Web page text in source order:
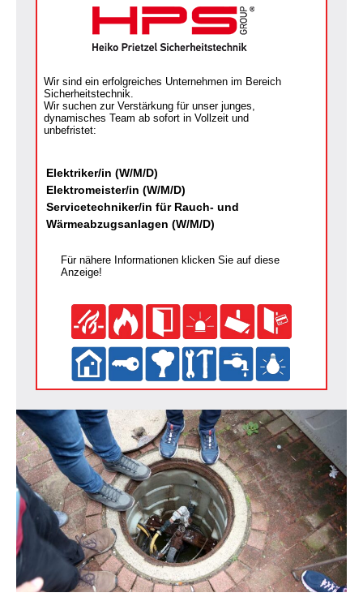
Wir sind ein erfolgreiches Unternehmen im Bereich
Sicherheitstechnik.
Wir suchen zur Verstärkung für unser junges,
dynamisches Team ab sofort in Vollzeit und
unbefristet:
Elektriker/in (W/M/D)
Elektromeister/in (W/M/D)
Servicetechniker/in für Rauch- und
Wärmeabzugsanlagen (W/M/D)
Für nähere Informationen klicken Sie auf diese
Anzeige!